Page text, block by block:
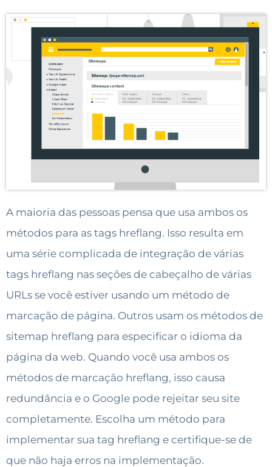
A maioria das pessoas pensa que usa ambos os
métodos para as tags hreflang. Isso resulta em
uma série complicada de integração de várias
tags hreflang nas seções de cabeçalho de várias
URLs se você estiver usando um método de
marcação de página. Outros usam os métodos de
sitemap hreflang para especificar o idioma da
página da web. Quando você usa ambos os
métodos de marcação hreflang, isso causa
redundância e o Google pode rejeitar seu site
completamente. Escolha um método para
implementar sua tag hreflang e certifique-se de
que não haja erros na implementação.